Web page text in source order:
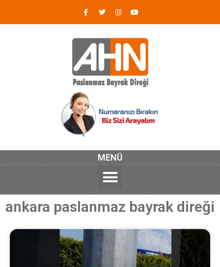
MENÜ
ankara paslanmaz bayrak direği